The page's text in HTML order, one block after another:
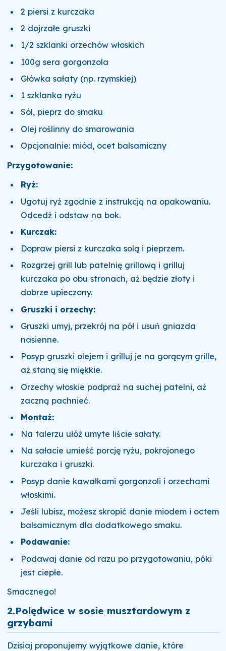
2 piersi z kurczaka
2 dojrzałe gruszki
1/2 szklanki orzechów włoskich
100g sera gorgonzola
Główka sałaty (np. rzymskiej)
1 szklanka ryżu
Sól, pieprz do smaku
Olej roślinny do smarowania
Opcjonalnie: miód, ocet balsamiczny
Przygotowanie:
Ryż:
Ugotuj ryż zgodnie z instrukcją na opakowaniu.
Odcedź i odstaw na bok.
Kurczak:
Dopraw piersi z kurczaka solą i pieprzem.
Rozgrzej grill lub patelnię grillową i grilluj
kurczaka po obu stronach, aż będzie złoty i
dobrze upieczony.
Gruszki i orzechy:
Gruszki umyj, przekrój na pół i usuń gniazda
nasienne.
Posyp gruszki olejem i grilluj je na gorącym grille,
aż staną się miękkie.
Orzechy włoskie podpraż na suchej patelni, aż
zaczną pachnieć.
Montaż:
Na talerzu ułóż umyte liście sałaty.
Na sałacie umieść porcję ryżu, pokrojonego
kurczaka i gruszki.
Posyp danie kawałkami gorgonzoli i orzechami
włoskimi.
Jeśli lubisz, możesz skropić danie miodem i octem
balsamicznym dla dodatkowego smaku.
Podawanie:
Podawaj danie od razu po przygotowaniu, póki
jest ciepłe.
Smacznego!
2.Polędwice w sosie musztardowym z
grzybami
Dzisiaj proponujemy wyjątkowe danie, które